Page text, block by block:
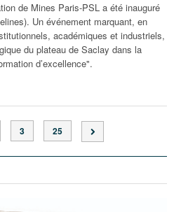
de Mines Paris-PSL a été inauguré
Un événement marquant, en
académiques et industriels,
du plateau de Saclay dans la
d’excellence".
3 25